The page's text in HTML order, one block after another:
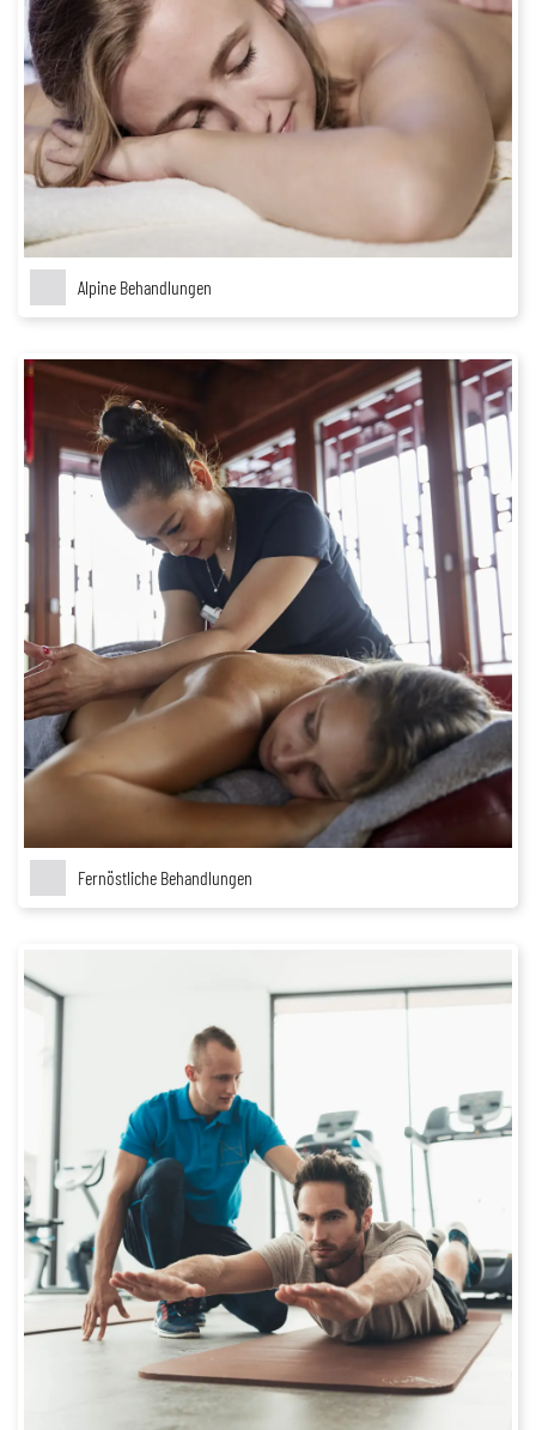
Alpine Behandlungen
Fernöstliche Behandlungen